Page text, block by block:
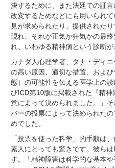
決するために、また法廷での証
改変するためなどにも用いられ
見が求められたり、提供された
現れ、それが正気か狂気かの最
れ、いわゆる精神病という診断が
カナダ人心理学者、タナ・ディ
の高い原因、適切な措置、およ
態）の可能性を伝える医学上の
びICD第10版に掲載された『精
意によって決められました。」
バーの投票によって決められた
めでした。
「投票を使った科学」的手順は
素人にとっても驚きです。彼ら
す。
「精神障害は科学的な基本